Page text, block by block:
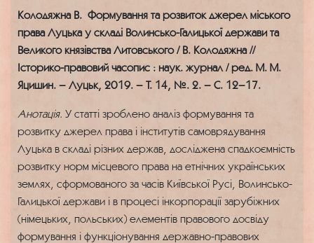
Колодяжна В. Формування та розвиток джерел міського
права Луцька у складі Волинсько-Галицької держави та
Великого князівства Литовського / В. Колодяжна //
Історико-правовий часопис : наук. журнал / ред. М. М.
Яцишин. – Луцьк, 2019. – Т. 14, №. 2. – С. 12–17.
Анотація. У статті зроблено аналіз формування та
розвитку джерел права і інститутів самоврядування
Луцька в складі різних держав, досліджена спадкоємність
розвитку норм місцевого права на етнічних українських
землях, сформованого за часів Київської Русі, Волинсько-
Галицької держави і в процесі інкорпорації зарубіжних
(німецьких, польських) елементів правового досвіду
формування і функціонування державно-правових